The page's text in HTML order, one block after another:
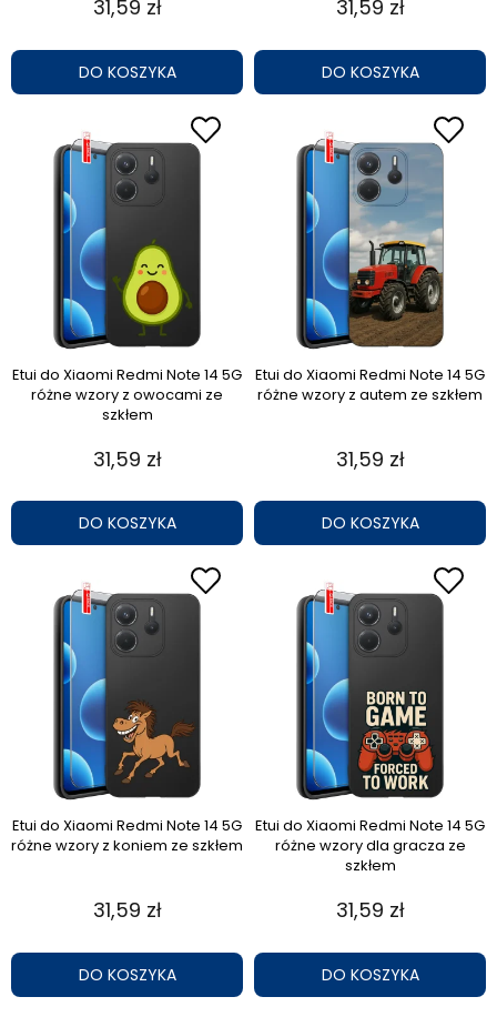
31,59 zł
DO KOSZYKA
31,59 zł
DO KOSZYKA
Etui do Xiaomi Redmi Note 14 5G
różne wzory z owocami ze
szkłem
31,59 zł
DO KOSZYKA
Etui do Xiaomi Redmi Note 14 5G
różne wzory z autem ze szkłem
31,59 zł
DO KOSZYKA
Etui do Xiaomi Redmi Note 14 5G
różne wzory z koniem ze szkłem
31,59 zł
DO KOSZYKA
Etui do Xiaomi Redmi Note 14 5G
różne wzory dla gracza ze
szkłem
31,59 zł
DO KOSZYKA